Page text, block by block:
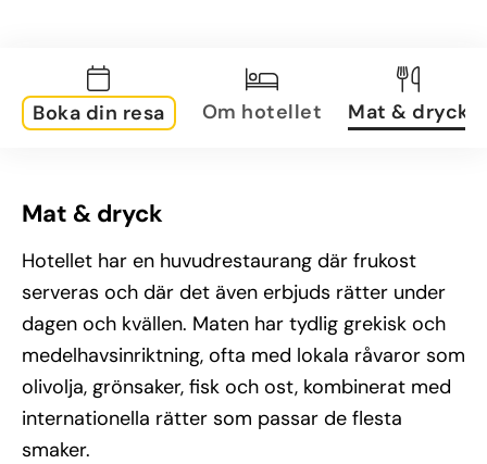
Boka din resa Om hotellet Mat & dryck
Mat & dryck
Hotellet har en huvudrestaurang där frukost
serveras och där det även erbjuds rätter under
dagen och kvällen. Maten har tydlig grekisk och
medelhavsinriktning, ofta med lokala råvaror som
olivolja, grönsaker, fisk och ost, kombinerat med
internationella rätter som passar de flesta
smaker.